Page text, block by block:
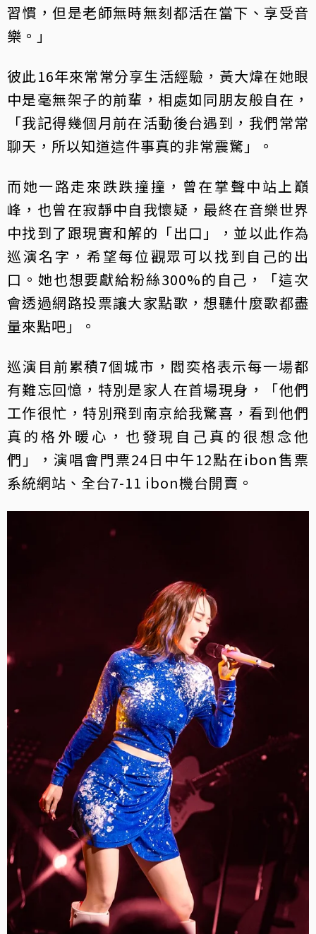
習慣，但是老師無時無刻都活在當下、享受音
樂。」
彼此16年來常常分享生活經驗，黃大煒在她眼
中是毫無架子的前輩，相處如同朋友般自在，
「我記得幾個月前在活動後台遇到，我們常常
聊天，所以知道這件事真的非常震驚」。
而她一路走來跌跌撞撞，曾在掌聲中站上巔
峰，也曾在寂靜中自我懷疑，最終在音樂世界
中找到了跟現實和解的「出口」，並以此作為
巡演名字，希望每位觀眾可以找到自己的出
口。她也想要獻給粉絲300%的自己，「這次
會透過網路投票讓大家點歌，想聽什麼歌都盡
量來點吧」。
巡演目前累積7個城市，閻奕格表示每一場都
有難忘回憶，特別是家人在首場現身，「他們
工作很忙，特別飛到南京給我驚喜，看到他們
真的格外暖心，也發現自己真的很想念他
們」，演唱會門票24日中午12點在ibon售票
系統網站、全台7-11 ibon機台開賣。